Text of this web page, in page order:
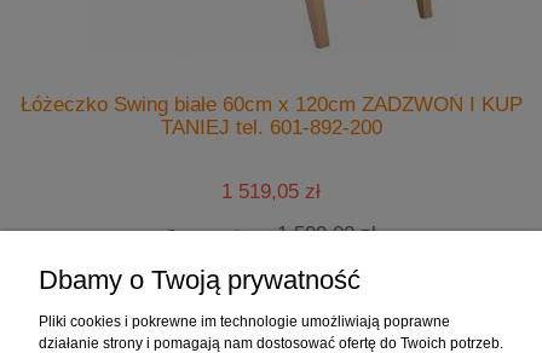
Łóżeczko Swing białe 60cm x 120cm ZADZWOŃ I KUP
TANIEJ tel. 601-892-200
1 519,05 zł
Cena regularna:1 599,00 zł
Dbamy o Twoją prywatność
Pliki cookies i pokrewne im technologie umożliwiają poprawne
działanie strony i pomagają nam dostosować ofertę do Twoich potrzeb.